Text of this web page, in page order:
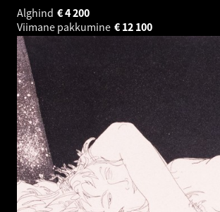
Alghind
4 200
€
Viimane pakkumine
12 100
€